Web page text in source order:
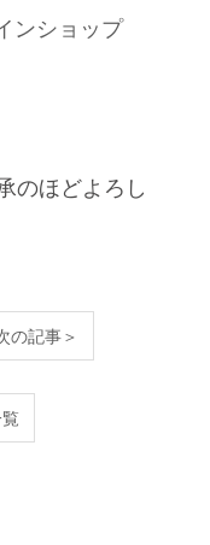
ンショップ
のほどよろし
の記事＞